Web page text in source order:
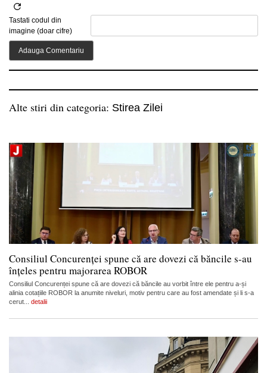
Tastati codul din
imagine (doar cifre)
Alte stiri din categoria: Stirea Zilei
Consiliul Concurenței spune că are dovezi că băncile s-au
înțeles pentru majorarea ROBOR
Consiliul Concurenței spune că are dovezi că băncile au vorbit între ele pentru a-și
alinia cotațiile ROBOR la anumite niveluri, motiv pentru care au fost amendate și li s-a
cerut... detalii